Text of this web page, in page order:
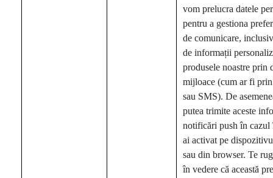
vom prelucra datele
pentru a gestiona
de comunicare,
de informații
produsele noastre prin
mijloace (cum ar fi
sau SMS). De
putea trimite aceste
notificări push în cazul
ai activat pe
sau din browser. Te
în vedere că această